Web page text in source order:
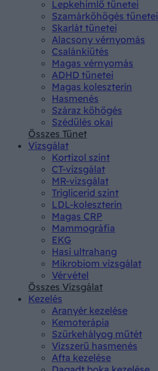
Lepkehimlő tünetei
Szamárköhögés tünetei
Skarlát tünetei
Alacsony vérnyomás
Csalánkiütés
Magas vérnyomás
ADHD tünetei
Magas koleszterin
Hasmenés
Száraz köhögés
Szédülés okai
Összes Tünet
Vizsgálat
Kortizol szint
CT-vizsgálat
MR-vizsgálat
Triglicerid szint
LDL-koleszterin
Magas CRP
Mammográfia
EKG
Hasi ultrahang
Mikrobiom vizsgálat
Vérvétel
Összes Vizsgálat
Kezelés
Aranyér kezelése
Kemoterápia
Szürkehályog műtét
Vízszerű hasmenés
Afta kezelése